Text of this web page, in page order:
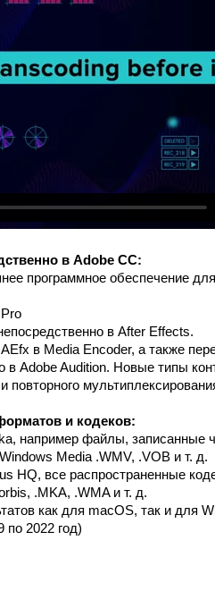
в Adobe CC:
программное обеспечение
в After Effects.
в Media Encoder, а также
в Adobe Audition. Новые типы
повторного
и кодеков:
например файлы, записанные
Media .WMV, .VOB и т. д.
HQ, все распространенные
.MKA, .WMA и т. д.
как для macOS, так и для
по 2022 год)